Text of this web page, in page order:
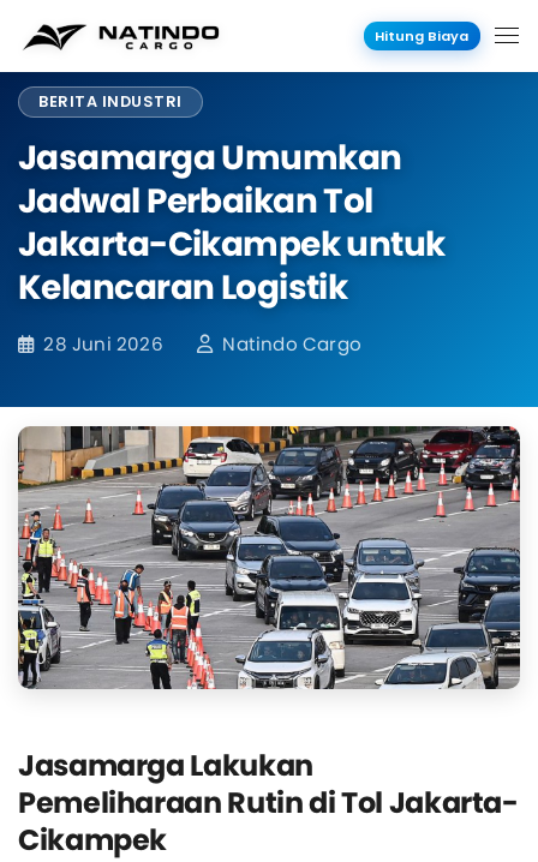
Hitung Biaya
BERITA INDUSTRI
Jasamarga Umumkan
Jadwal Perbaikan Tol
Jakarta-Cikampek untuk
Kelancaran Logistik
28 Juni 2026 Natindo Cargo
Jasamarga Lakukan
Pemeliharaan Rutin di Tol Jakarta-
Cikampek